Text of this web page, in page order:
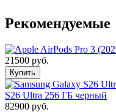
Рекомендуемые
21500 руб.
Купить
S26 Ultra 256 ГБ черный
82900 руб.